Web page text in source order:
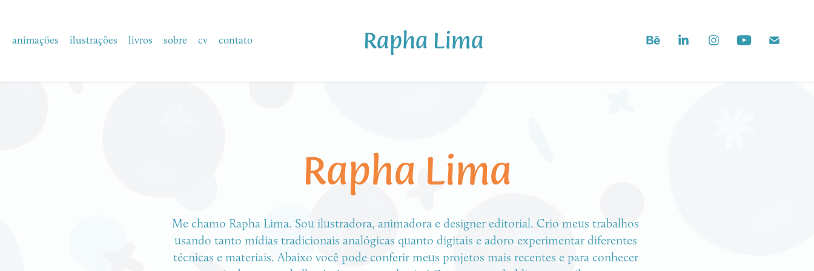
animações ilustrações livros sobre cv contato Rapha Lima
Rapha Lima
Me chamo Rapha Lima. Sou ilustradora, animadora e designer editorial. Crio meus trabalhos
usando tanto mídias tradicionais analógicas quanto digitais e adoro experimentar diferentes
técnicas e materiais. Abaixo você pode conferir meus projetos mais recentes e para conhecer
Rapha Lima
Me chamo Rapha Lima. Sou ilustradora, animadora e designer editorial. Crio meus trabalhos
usando tanto mídias tradicionais analógicas quanto digitais e adoro experimentar diferentes
técnicas e materiais. Abaixo você pode conferir meus projetos mais recentes e para conhecer